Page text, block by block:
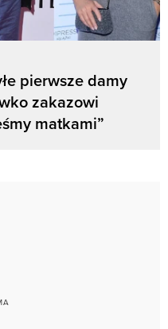
pierwsze damy
zakazowi
matkami”